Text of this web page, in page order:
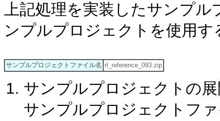
上記処理を実装したサンプ
ンプルプロジェクトを使用
サンプルプロジェクトファイル名 rl_reference_093.zip
サンプルプロジェクトの
サンプルプロジェクトフ